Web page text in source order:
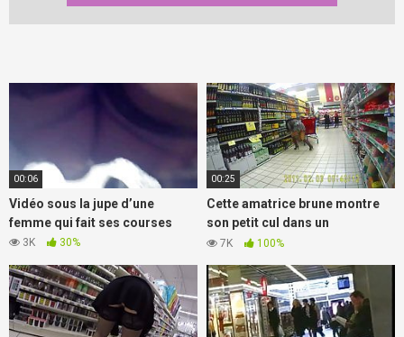
00:06
Vidéo sous la jupe d’une
femme qui fait ses courses
3K 30%
00:25
Cette amatrice brune montre
son petit cul dans un
supermarché
7K 100%